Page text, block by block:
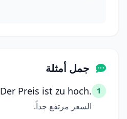
جمل أمثلة
1
Der Preis ist zu hoch.
السعر مرتفع جداً.